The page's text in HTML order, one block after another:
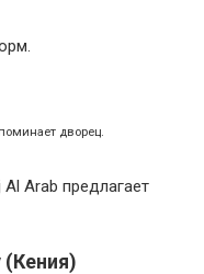
дворец.
Arab предлагает
(Кения)